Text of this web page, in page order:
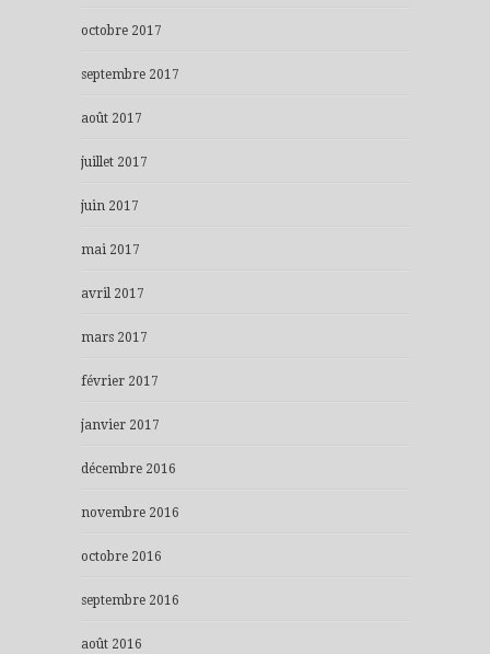
octobre 2017
septembre 2017
août 2017
juillet 2017
juin 2017
mai 2017
avril 2017
mars 2017
février 2017
janvier 2017
décembre 2016
novembre 2016
octobre 2016
septembre 2016
août 2016